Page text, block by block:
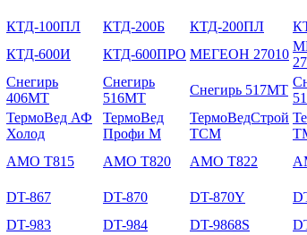
КТД-100ПЛ КТД-200Б КТД-200ПЛ
КТД-600И КТД-600ПРО МЕГЕОН 27010
Снегирь
406МТ
Снегирь
516МТ
Снегирь 517МТ
ТермоВед АФ
Холод
ТермоВед
Профи М
ТермоВедСтрой
ТСМ
AMO T815 AMO T820 AMO T822
DT-867 DT-870 DT-870Y
DT-983 DT-984 DT-9868S